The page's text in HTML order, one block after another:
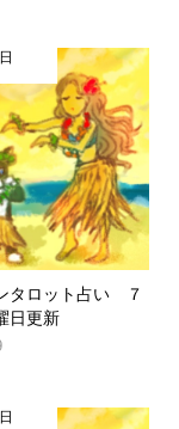
タロット占い ７
日更新